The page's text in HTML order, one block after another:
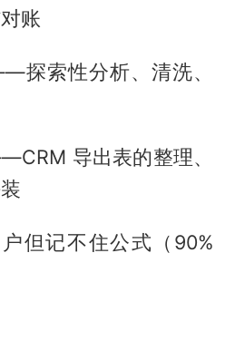
账
探索性分析、清洗、
导出表的整理、
但记不住公式（90%